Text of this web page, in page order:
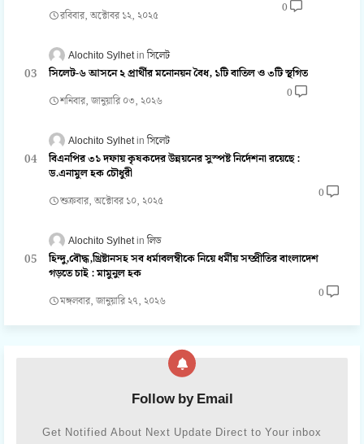
রবিবার, অক্টোবর ১২, ২০২৫
0
Alochito Sylhet সিলেট
সিলেট-৬ আসনে ২ প্রার্থীর মনোনয়ন বৈধ, ১টি বাতিল ও ৩টি স্থগিত
শনিবার, জানুয়ারি ০৩, ২০২৬
0
Alochito Sylhet সিলেট
বিএনপির ৩১ দফায় কৃষকদের উন্নয়নের সুস্পষ্ট নির্দেশনা রয়েছে :
ড.এনামুল হক চৌধুরী
শুক্রবার, অক্টোবর ১০, ২০২৫
0
Alochito Sylhet লিড
হিন্দু,বৌদ্ধ,খ্রিষ্টানসহ সব ধর্মাবলম্বীকে নিয়ে ধর্মীয় সম্প্রীতির বাংলাদেশ
গড়তে চাই : মামুনুল হক
মঙ্গলবার, জানুয়ারি ২৭, ২০২৬
0
Follow by Email
Get Notified About Next Update Direct to Your inbox